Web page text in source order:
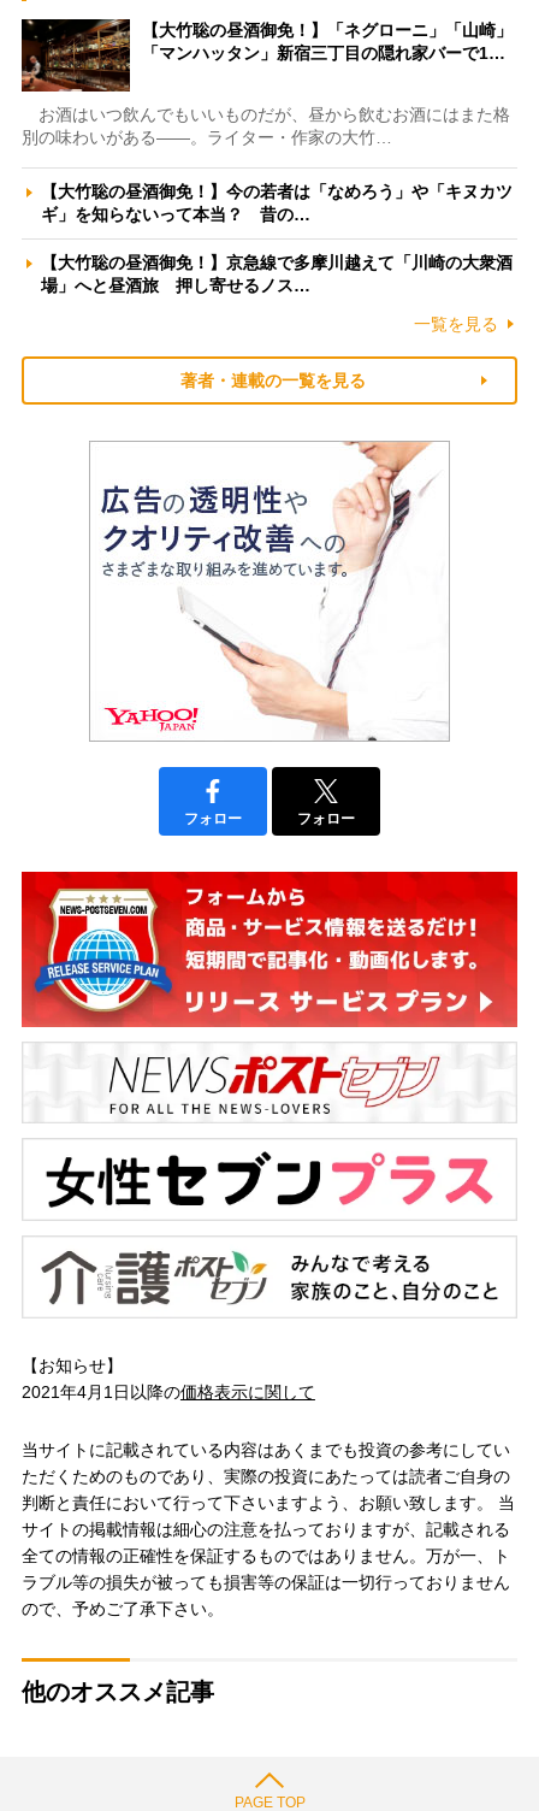
【大竹聡の昼酒御免！】「ネグローニ」「山崎」
「マンハッタン」新宿三丁目の隠れ家バーで1…
お酒はいつ飲んでもいいものだが、昼から飲むお酒にはまた格
別の味わいがある――。ライター・作家の大竹…
【大竹聡の昼酒御免！】今の若者は「なめろう」や「キヌカツ
ギ」を知らないって本当？ 昔の…
【大竹聡の昼酒御免！】京急線で多摩川越えて「川崎の大衆酒
場」へと昼酒旅 押し寄せるノス…
一覧を見る
著者・連載の一覧を見る
フォロー フォロー
【お知らせ】
2021年4月1日以降の価格表示に関して
当サイトに記載されている内容はあくまでも投資の参考にしてい
ただくためのものであり、実際の投資にあたっては読者ご自身の
判断と責任において行って下さいますよう、お願い致します。 当
サイトの掲載情報は細心の注意を払っておりますが、記載される
全ての情報の正確性を保証するものではありません。万が一、ト
ラブル等の損失が被っても損害等の保証は一切行っておりません
ので、予めご了承下さい。
他のオススメ記事
PAGE TOP